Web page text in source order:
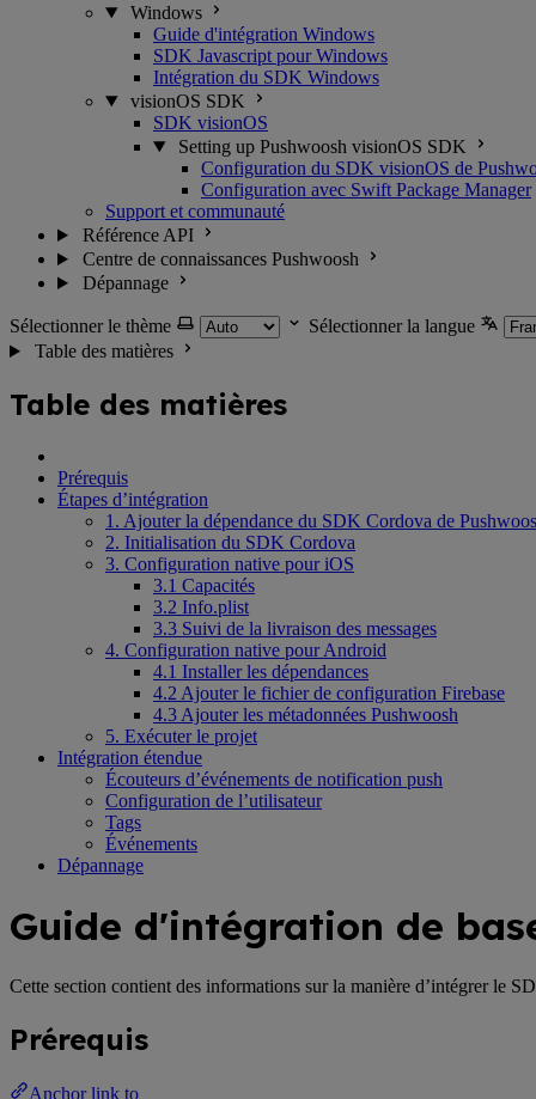
Windows
Guide d'intégration Windows
SDK Javascript pour Windows
Intégration du SDK Windows
visionOS SDK
SDK visionOS
Setting up Pushwoosh visionOS SDK
Configuration du SDK visionOS de
Configuration avec Swift Package Manager
Support et communauté
Référence API
Centre de connaissances Pushwoosh
Dépannage
Sélectionner le thème
Sélectionner la langue
Table des matières
Table des matières
Prérequis
Étapes d’intégration
1. Ajouter la dépendance du SDK Cordova de
2. Initialisation du SDK Cordova
3. Configuration native pour iOS
3.1 Capacités
3.2 Info.plist
3.3 Suivi de la livraison des messages
4. Configuration native pour Android
4.1 Installer les dépendances
4.2 Ajouter le fichier de configuration Firebase
4.3 Ajouter les métadonnées Pushwoosh
5. Exécuter le projet
Intégration étendue
Écouteurs d’événements de notification push
Configuration de l’utilisateur
Tags
Événements
Dépannage
Guide d'intégration de
Cette section contient des informations sur la manière d’intégrer le
Prérequis
Anchor link to